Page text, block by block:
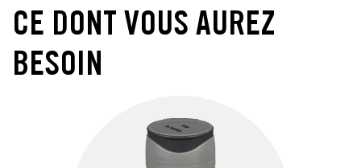
CE DONT VOUS AUREZ
BESOIN